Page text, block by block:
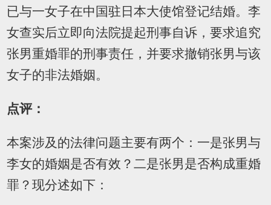
已与一女子在中国驻日本大使馆登记结婚。李
女查实后立即向法院提起刑事自诉，要求追究
张男重婚罪的刑事责任，并要求撤销张男与该
女子的非法婚姻。
点评：
本案涉及的法律问题主要有两个：一是张男与
李女的婚姻是否有效？二是张男是否构成重婚
罪？现分述如下：